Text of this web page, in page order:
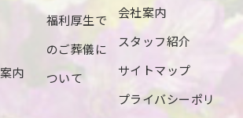
内
福利厚生で
のご葬儀に
ついて
会社案内
スタッフ紹介
サイトマップ
プライバシーポリ